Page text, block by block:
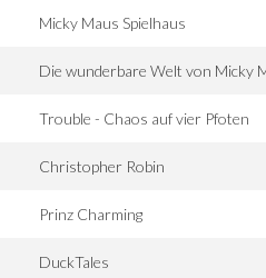
Micky Maus Spielhaus
Die wunderbare Welt von Micky
Trouble - Chaos auf vier Pfoten
Christopher Robin
Prinz Charming
DuckTales